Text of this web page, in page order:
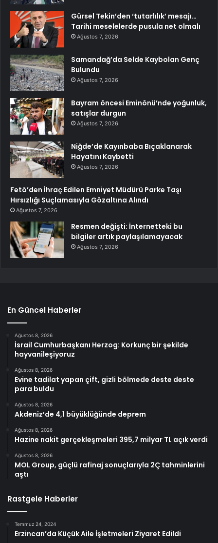
Gürsel Tekin’den ‘tutarlılık’ mesajı…
Tarihi meselelerde pusula net olmalı
Ağustos 7, 2026
Samandağ’da Selde Kaybolan Genç
Bulundu
Ağustos 7, 2026
Bayram öncesi Eminönü’nde yoğunluk,
satışlar durgun
Ağustos 7, 2026
Niğde’de Kayınbaba Bıçaklanarak
Hayatını Kaybetti
Ağustos 7, 2026
Fetö’den İhraç Edilen Emniyet Müdürü Parke Taşı
Hırsızlığı Suçlamasıyla Gözaltına Alındı
Ağustos 7, 2026
Resmen değişti: İnternetteki bu
bilgiler artık paylaşılamayacak
Ağustos 7, 2026
En Güncel Haberler
Ağustos 8, 2026
İsrail Cumhurbaşkanı Herzog: Korkunç bir şekilde
hayvanileşiyoruz
Ağustos 8, 2026
Evine tadilat yapan çift, gizli bölmede deste deste
para buldu
Ağustos 8, 2026
Akdeniz’de 4,1 büyüklüğünde deprem
Ağustos 8, 2026
Hazine nakit gerçekleşmeleri 395,7 milyar TL açık verdi
Ağustos 8, 2026
MOL Group, güçlü rafinaj sonuçlarıyla 2Ç tahminlerini
aştı
Rastgele Haberler
Temmuz 24, 2024
Erzincan’da Küçük Aile İşletmeleri Ziyaret Edildi